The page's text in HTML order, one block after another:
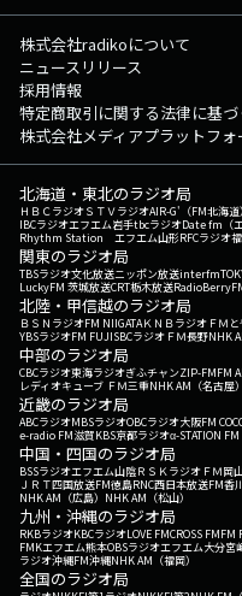
株式会社radikoについて
ニュースリリース
採用情報
特定商取引に関する法律に基
株式会社メディアプラットフ
北海道・東北のラジオ局
ＨＢＣラジオＳＴＶラジオAIR-G'（FM北海道）
IBCラジオエフエム岩手tbcラジオDate fm（
Rhythm Station エフエム山形RFCラジオ
関東のラジオ局
TBSラジオ文化放送ニッポン放送interfm
LuckyFM 茨城放送CRT栃木放送RadioBerry
北陸・甲信越のラジオ局
ＢＳＮラジオFM NIIGATAＫＮＢラジオ ＦＭ
YBSラジオFM FUJISBCラジオ ＦＭ長野NHK
中部のラジオ局
CBCラジオ東海ラジオぎふチャンZIP-FMFM
レディオキューブ ＦＭ三重NHK AM（名古屋）
近畿のラジオ局
ABCラジオMBSラジオOBCラジオ大阪FM
e-radio FM滋賀KBS京都ラジオα-STATION FM
中国・四国のラジオ局
BSSラジオエフエム山陰ＲＳＫラジオ ＦＭ岡
ＪＲＴ四国放送FM徳島RNC西日本放送FM香
NHK AM（広島） NHK AM（松山）
九州・沖縄のラジオ局
RKBラジオKBCラジオLOVE FMCROSS FMFM
FMKエフエム熊本OBSラジオエフエム大分宮
ラジオ沖縄FM沖縄NHK AM（福岡）
全国のラジオ局